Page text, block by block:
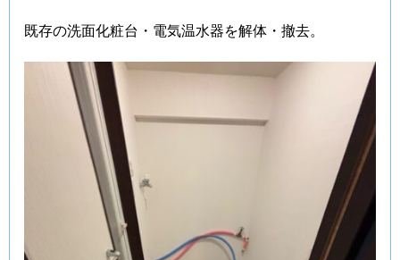
既存の洗面化粧台・電気温水器を解体・撤去。